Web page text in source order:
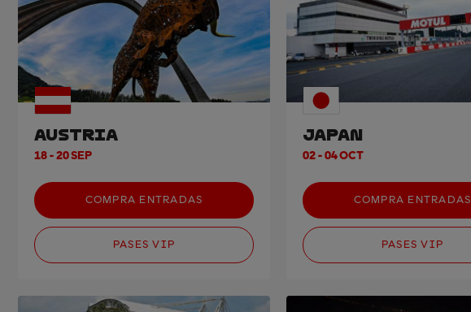
AUSTRIA
18 - 20 SEP
COMPRA ENTRADAS
PASES VIP
JAPAN
02 - 04 OCT
COMPRA ENTRADAS
PASES VIP